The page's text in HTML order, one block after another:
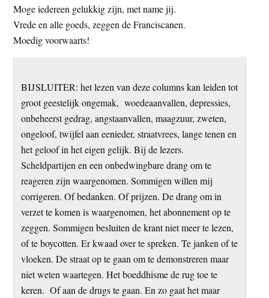
Moge iedereen gelukkig zijn, met name jij.
Vrede en alle goeds, zeggen de Franciscanen.
Moedig voorwaarts!
BIJSLUITER: het lezen van deze columns kan leiden tot
groot geestelijk ongemak, woedeaanvallen, depressies,
onbeheerst gedrag, angstaanvallen, maagzuur, zweten,
ongeloof, twijfel aan eenieder, straatvrees, lange tenen en
het geloof in het eigen gelijk. Bij de lezers.
Scheldpartijen en een onbedwingbare drang om te
reageren zijn waargenomen. Sommigen willen mij
corrigeren. Of bedanken. Of prijzen. De drang om in
verzet te komen is waargenomen, het abonnement op te
zeggen. Sommigen besluiten de krant niet meer te lezen,
of te boycotten. Er kwaad over te spreken. Te janken of te
vloeken. De straat op te gaan om te demonstreren maar
niet weten waartegen. Het boeddhisme de rug toe te
keren. Of aan de drugs te gaan. En zo gaat het maar